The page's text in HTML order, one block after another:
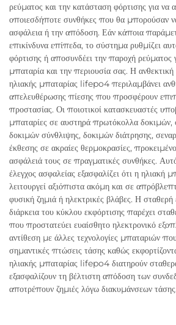
ρεύματος και την κατάσταση φόρτισης για να
οποιεσδήποτε συνθήκες που θα μπορούσαν
ασφάλεια ή την απόδοση. Εάν κάποια
επικίνδυνα επίπεδα, το σύστημα ρυθμίζει
φόρτισης ή αποσυνδέει την παροχή ρεύματος
μπαταρία και την περιουσία σας. Η
ηλιακής μπαταρίας lifepo4 περιλαμβάνει
απελευθέρωσης πίεσης που προσφέρουν
προστασίας. Οι ποιοτικοί κατασκευαστές
μπαταρίες σε αυστηρά πρωτόκολλα
δοκιμών σύνθλιψης, δοκιμών διάτρησης,
έκθεσης σε ακραίες θερμοκρασίες,
ασφάλειά τους σε πραγματικές συνθήκες.
έλεγχος ασφαλείας εξασφαλίζει ότι η
λειτουργεί αξιόπιστα ακόμη και σε
φυσική ζημιά ή ηλεκτρικές βλάβες. Η
διάρκεια του κύκλου εκφόρτισης παρέχει
που προστατεύει ευαίσθητο ηλεκτρονικό
αντίθεση με άλλες τεχνολογίες μπαταριών
σημαντικές πτώσεις τάσης καθώς
ηλιακής μπαταρίας lifepo4 διατηρούν
εξασφαλίζουν τη βέλτιστη απόδοση των
αποτρέπουν ζημιές λόγω διακυμάνσεων τάσης.